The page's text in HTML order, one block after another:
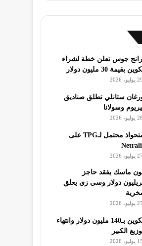
جوس تعلن خطة لشراء
بقيمة 30 مليون دولار
29 يوليو، 2026
ستانلي تطلق صناديق
وسولانا
28 يوليو، 2026
استحواذ محتمل لـTPG على
27 يوليو، 2026
ماسك يفقد حاجز
دولار وسي زي يعلق
27 يوليو، 2026
بيتكوين بـ140 مليون دولار وانتهاء
الكبير
15 يوليو، 2026